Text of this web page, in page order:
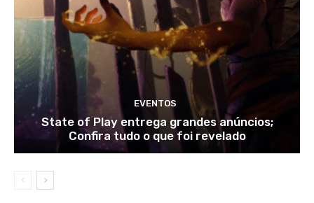
EVENTOS
State of Play entrega grandes anúncios;
Confira tudo o que foi revelado